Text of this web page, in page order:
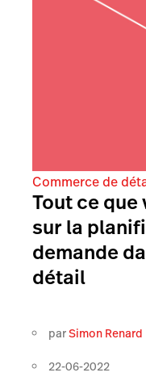
Commerce de
Tout ce
sur la
demande
détail
parSimon Renard
22-06-2022